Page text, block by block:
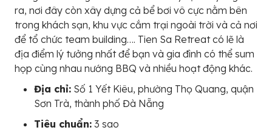
ra, nơi đây còn xây dựng cả bể bơi vô cực nằm bên
trong khách sạn, khu vực cắm trại ngoài trời và cả nơi
để tổ chức team building…. Tien Sa Retreat có lẽ là
địa điểm lý tưởng nhất để bạn và gia đình có thể sum
họp cùng nhau nướng BBQ và nhiều hoạt động khác.
Địa chỉ: Số 1 Yết Kiêu, phường Thọ Quang, quận
Sơn Trà, thành phố Đà Nẵng
Tiêu chuẩn: 3 sao